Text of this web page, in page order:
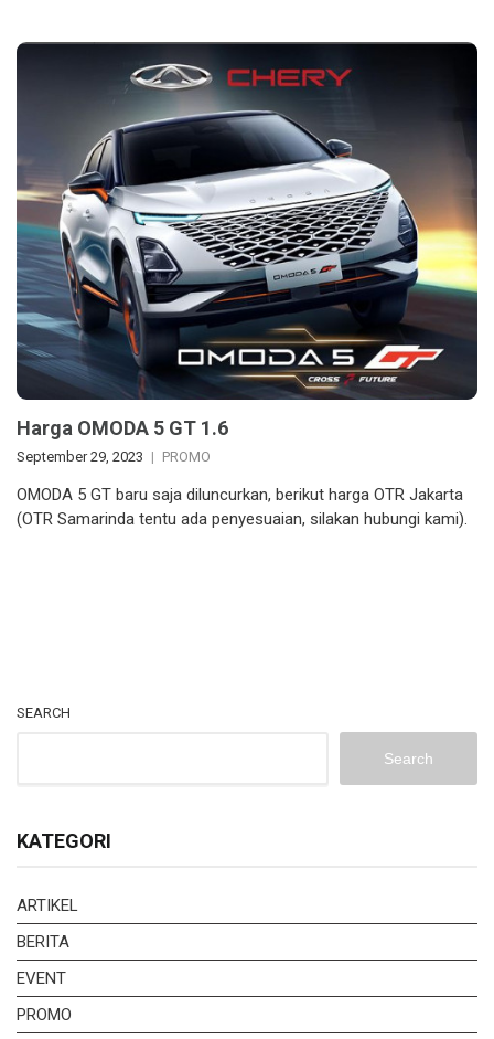
Harga OMODA 5 GT 1.6
September 29, 2023 PROMO
OMODA 5 GT baru saja diluncurkan, berikut harga OTR Jakarta
(OTR Samarinda tentu ada penyesuaian, silakan hubungi kami).
SEARCH
Search
KATEGORI
ARTIKEL
BERITA
EVENT
PROMO